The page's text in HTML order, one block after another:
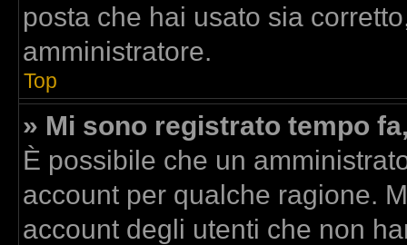
posta che hai usato sia
amministratore.
Top
» Mi sono registrato tempo
È possibile che un
account per qualche ragione.
account degli utenti che non